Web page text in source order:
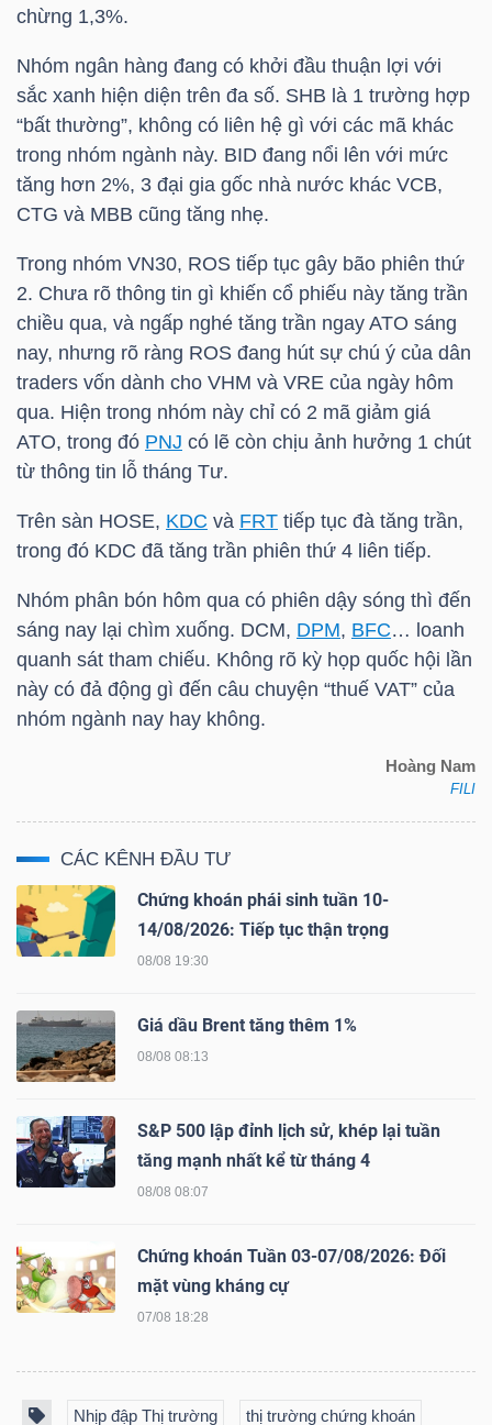
chừng 1,3%.
Nhóm ngân hàng đang có khởi đầu thuận lợi với
sắc xanh hiện diện trên đa số. SHB là 1 trường hợp
“bất thường”, không có liên hệ gì với các mã khác
trong nhóm ngành này. BID đang nổi lên với mức
tăng hơn 2%, 3 đại gia gốc nhà nước khác VCB,
CTG và MBB cũng tăng nhẹ.
Trong nhóm VN30, ROS tiếp tục gây bão phiên thứ
2. Chưa rõ thông tin gì khiến cổ phiếu này tăng trần
chiều qua, và ngấp nghé tăng trần ngay ATO sáng
nay, nhưng rõ ràng ROS đang hút sự chú ý của dân
traders vốn dành cho VHM và VRE của ngày hôm
qua. Hiện trong nhóm này chỉ có 2 mã giảm giá
ATO, trong đó PNJ có lẽ còn chịu ảnh hưởng 1 chút
từ thông tin lỗ tháng Tư.
Trên sàn HOSE, KDC và FRT tiếp tục đà tăng trần,
trong đó KDC đã tăng trần phiên thứ 4 liên tiếp.
Nhóm phân bón hôm qua có phiên dậy sóng thì đến
sáng nay lại chìm xuống. DCM, DPM, BFC… loanh
quanh sát tham chiếu. Không rõ kỳ họp quốc hội lần
này có đả động gì đến câu chuyện “thuế VAT” của
nhóm ngành nay hay không.
Hoàng Nam
FILI
CÁC KÊNH ĐẦU TƯ
Chứng khoán phái sinh tuần 10-
14/08/2026: Tiếp tục thận trọng
08/08 19:30
Giá dầu Brent tăng thêm 1%
08/08 08:13
S&P 500 lập đỉnh lịch sử, khép lại tuần
tăng mạnh nhất kể từ tháng 4
08/08 08:07
Chứng khoán Tuần 03-07/08/2026: Đối
mặt vùng kháng cự
07/08 18:28
Nhịp đập Thị trường thị trường chứng khoán
Dịch
vụ
(-)
Đào
Sách
chính
cụ
đầu
tư
tài
chính
Dữ
liệu
chính